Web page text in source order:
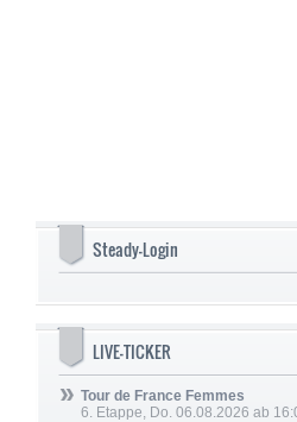
Steady-Login
LIVE-TICKER
Tour de France Femmes
6. Etappe, Do. 06.08.2026 ab